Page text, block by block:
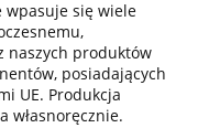
wpasuje się wiele
naszych produktów
posiadających
UE. Produkcja
własnoręcznie.